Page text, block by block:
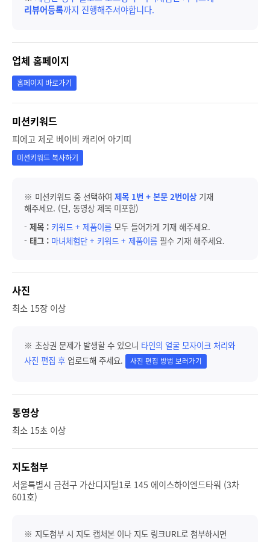
리뷰어등록까지 진행해주셔야합니다.
업체 홈페이지
홈페이지 바로가기
미션키워드
피에고 제로 베이비 캐리어 아기띠
미션키워드 복사하기
※ 미션키워드 중 선택하여 제목 1번 + 본문 2번이상 기재
해주세요. (단, 동영상 제목 미포함)
- 제목 : 키워드 + 제품이름 모두 들어가게 기재 해주세요.
- 태그 : 마녀체험단 + 키워드 + 제품이름 필수 기재 해주세요.
사진
최소 15장 이상
※ 초상권 문제가 발생할 수 있으니 타인의 얼굴 모자이크 처리와
사진 편집 후 업로드해 주세요. 사진 편집 방법 보러가기
동영상
최소 15초 이상
지도첨부
서울특별시 금천구 가산디지털1로 145 에이스하이엔드타워 (3차
601호)
※ 지도첨부 시 지도 캡처본 이나 지도 링크URL로 첨부하시면